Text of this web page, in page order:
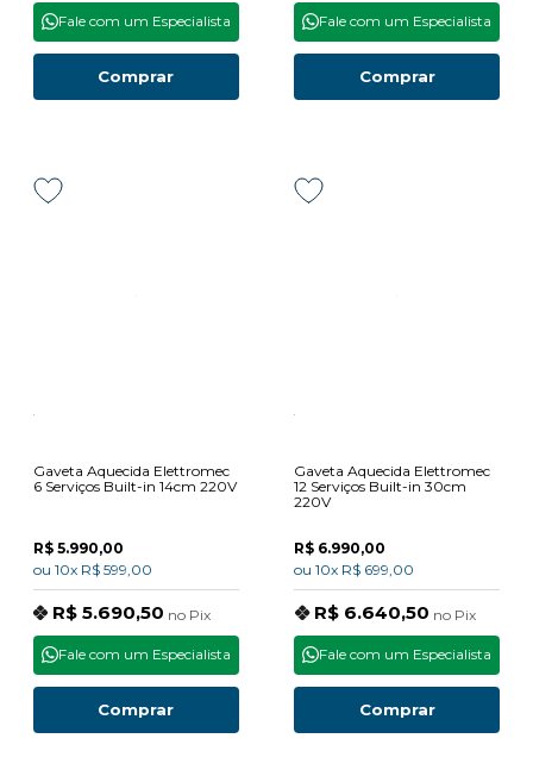
Comprar
Fale com um Especialista
Comprar
Fale com um Especialista
Gaveta Aquecida Elettromec
6 Serviços Built-in 14cm 220V
R$ 5.990,00
ou 10x R$ 599,00
R$ 5.690,50 no Pix
Comprar
Fale com um Especialista
Gaveta Aquecida Elettromec
12 Serviços Built-in 30cm
220V
R$ 6.990,00
ou 10x R$ 699,00
R$ 6.640,50 no Pix
Comprar
Fale com um Especialista